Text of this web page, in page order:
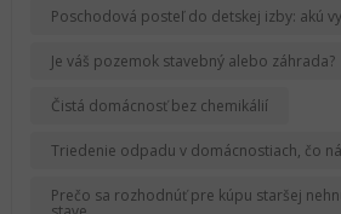
Poschodová posteľ do detskej izby: akú
Je váš pozemok stavebný alebo záhrada?
Čistá domácnosť bez chemikálií
Triedenie odpadu v domácnostiach, čo
Prečo sa rozhodnúť pre kúpu staršej